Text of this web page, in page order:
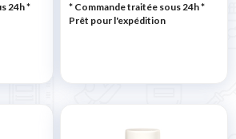
24h*
* Commande traitée sous 24h*
Prêt pour l'expédition